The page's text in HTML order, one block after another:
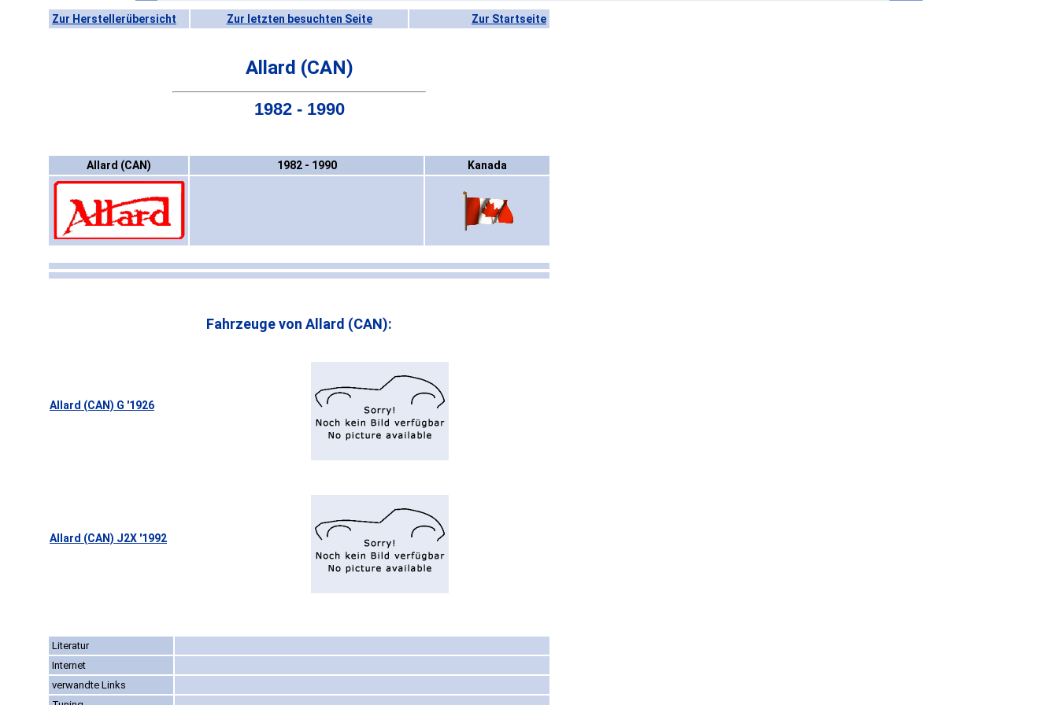
Zur Herstellerübersicht Zur letzten besuchten Seite Zur Startseite
Allard (CAN)
1982 - 1990
Allard (CAN) 1982 - 1990 Kanada
Fahrzeuge von Allard (CAN):
Allard (CAN) G '1926
Allard (CAN) J2X '1992
Literatur
Internet
verwandte Links